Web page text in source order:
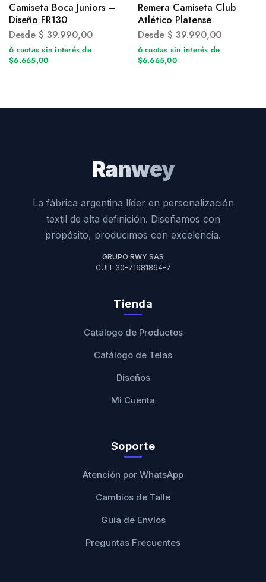
Camiseta Boca Juniors –
Diseño FR130
Desde $ 39.990,00
6 cuotas sin interés de
$6.665,00
Remera Camiseta Club
Atlético Platense
Desde $ 39.990,00
6 cuotas sin interés de
$6.665,00
Ranwey
La fábrica argentina líder en personalización
textil de alta definición. Diseñamos con
propósito, producimos con excelencia.
GRUPO RWY SAS
CUIT 30-71681864-7
Tienda
Catálogo de Productos
Catálogo de Telas
Diseños
Mi Cuenta
Soporte
Atención por WhatsApp
Cambios de Talle
Guía de Envíos
Preguntas Frecuentes